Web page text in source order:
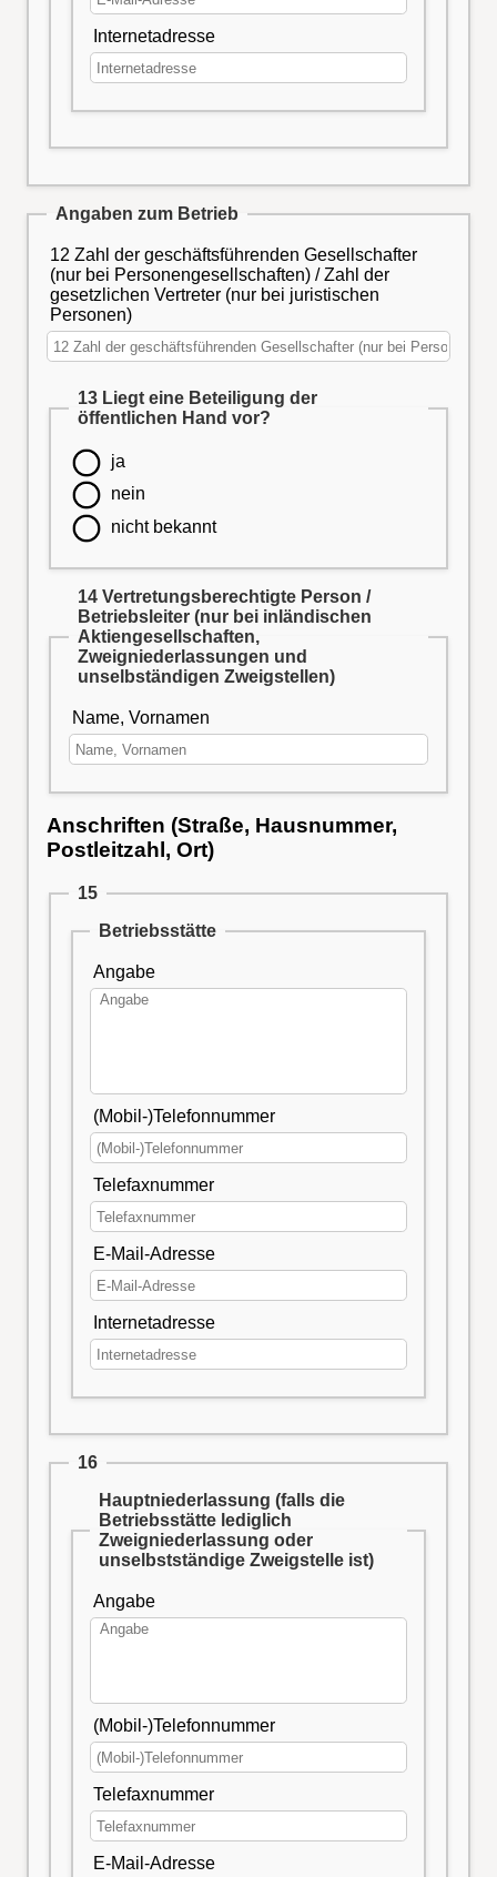
Internetadresse
Angaben zum Betrieb
12 Zahl der geschäftsführenden Gesellschafter
(nur bei Personengesellschaften) / Zahl der
gesetzlichen Vertreter (nur bei juristischen
Personen)
13 Liegt eine Beteiligung der
öffentlichen Hand vor?
ja
nein
nicht bekannt
14 Vertretungsberechtigte Person /
Betriebsleiter (nur bei inländischen
Aktiengesellschaften,
Zweigniederlassungen und
unselbständigen Zweigstellen)
Name, Vornamen
Anschriften (Straße, Hausnummer,
Postleitzahl, Ort)
15
Betriebsstätte
Angabe
(Mobil-)Telefonnummer
Telefaxnummer
E-Mail-Adresse
Internetadresse
16
Hauptniederlassung (falls die
Betriebsstätte lediglich
Zweigniederlassung oder
unselbstständige Zweigstelle ist)
Angabe
(Mobil-)Telefonnummer
Telefaxnummer
E-Mail-Adresse